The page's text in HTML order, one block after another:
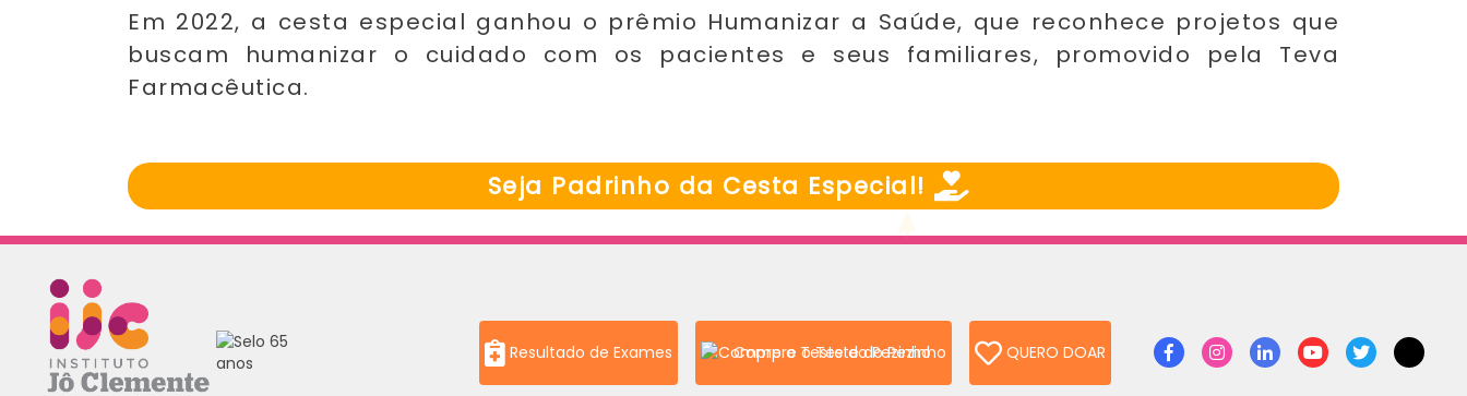
Em 2022, a cesta especial ganhou o prêmio Humanizar a Saúde, que reconhece projetos que
buscam humanizar o cuidado com os pacientes e seus familiares, promovido pela Teva
Farmacêutica.
Seja Padrinho da Cesta Especial!
Resultado de Exames Compre o Teste do Pezinho QUERO DOAR FacebookInstagramLinkedinYoutubeTwitterTikTok